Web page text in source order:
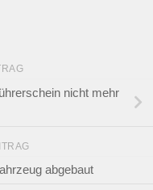
nicht mehr
abgebaut